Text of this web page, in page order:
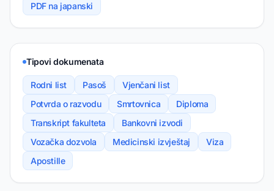
PDF na japanski
Tipovi dokumenata
Rodni list Pasoš
Vjenčani list
Potvrda o razvodu
Smrtovnica
Diploma
Transkript fakulteta
Bankovni izvodi
Vozačka dozvola
Medicinski izvještaj
Viza
Apostille